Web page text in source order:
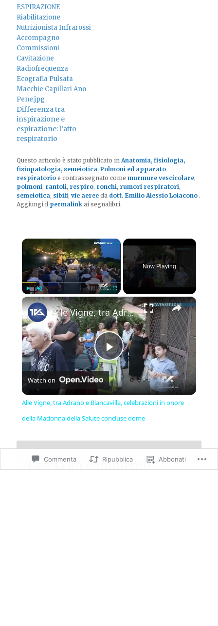
Differenza tra
inspirazione e
espirazione: l’atto
respiratorio
Questo articolo è stato pubblicato inAnatomia, fisiologia,
fisiopatologia, semeiotica,Polmoni ed apparato
respiratorio e contrassegnato comemurmure vescicolare,
polmoni, rantoli, respiro, ronchi, rumori respiratori,
semeiotica, sibili,vie aeree da dott. Emilio Alessio Loiacono .
Aggiungi il permalink ai segnalibri.
×
Play Unmute Fullscreen
Now Playing
×
Play
Video
Alle Vigne, tra Adrano e Biancavilla, celebrazioni in onore della Madonna della Salute concluse dome
Watch on
Alle Vigne, tra Adrano e Biancavilla, celebrazioni in onore
della Madonna della Salute concluse dome
Lascia un commento
Commenta Ripubblica Abbonati